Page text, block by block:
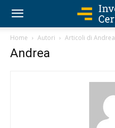
Home Autori Articoli di Andrea
Andrea